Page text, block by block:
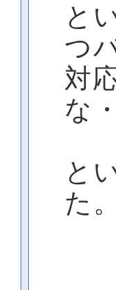
と
つ
対
な
と
た